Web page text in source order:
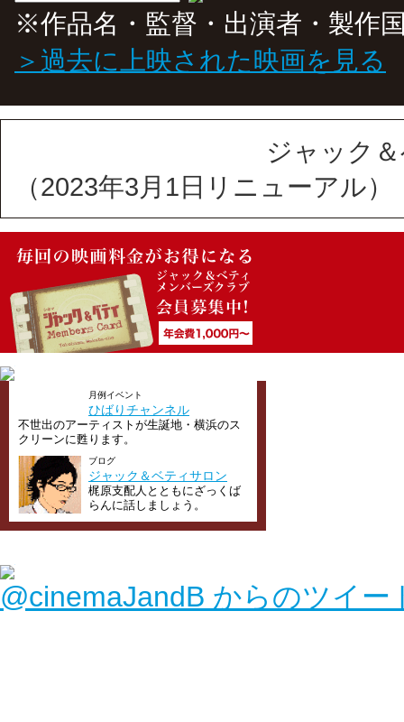
※作品名・監督・出演者・製作
＞過去に上映された映画を見る
ジャック
（2023年3月1日リニューアル）
月例イベント
ひばりチャンネル
不世出のアーティストが生誕地・横浜のス
クリーンに甦ります。
ブログ
ジャック＆ベティサロン
梶原支配人とともにざっくば
らんに話しましょう。
@cinemaJandB からのツイー